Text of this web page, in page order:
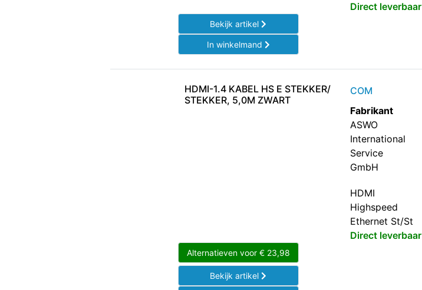
Direct leverbaar
Bekijk artikel
In winkelmand
HDMI-1.4 KABEL HS E STEKKER/
STEKKER, 5,0M ZWART
COM
Fabrikant
ASWO
International
Service
GmbH
HDMI
Highspeed
Ethernet St/St
Direct leverbaar
Alternatieven voor €23,98
Bekijk artikel